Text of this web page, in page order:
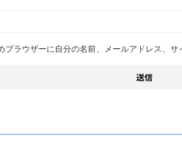
ラウザーに自分の名前、メールアドレス、サ